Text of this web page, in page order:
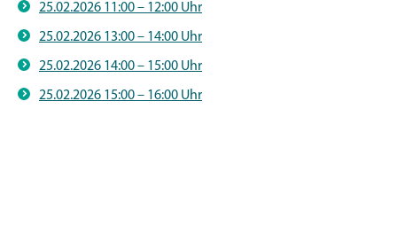
25.02.2026 11:00 – 12:00 Uhr
25.02.2026 13:00 – 14:00 Uhr
25.02.2026 14:00 – 15:00 Uhr
25.02.2026 15:00 – 16:00 Uhr